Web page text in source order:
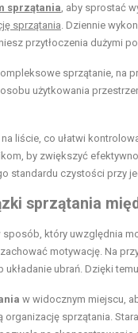
sprzątania , aby sprostać
sprzątania . Dziennie
przytłoczenia dużymi
sprzątanie, na
użytkowania
liście, co ułatwi
by zwiększyć
standardu czystości przy
sprzątania
który uwzględnia
motywację. Na
układanie ubrań. Dzięki
w widocznym miejscu,
sprzątania.